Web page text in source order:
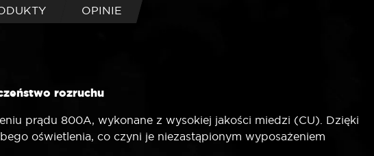
OPINIE
rozruchu
prądu 800A, wykonane z wysokiej jakości miedzi (CU). Dzięki
oświetlenia, co czyni je niezastąpionym wyposażeniem